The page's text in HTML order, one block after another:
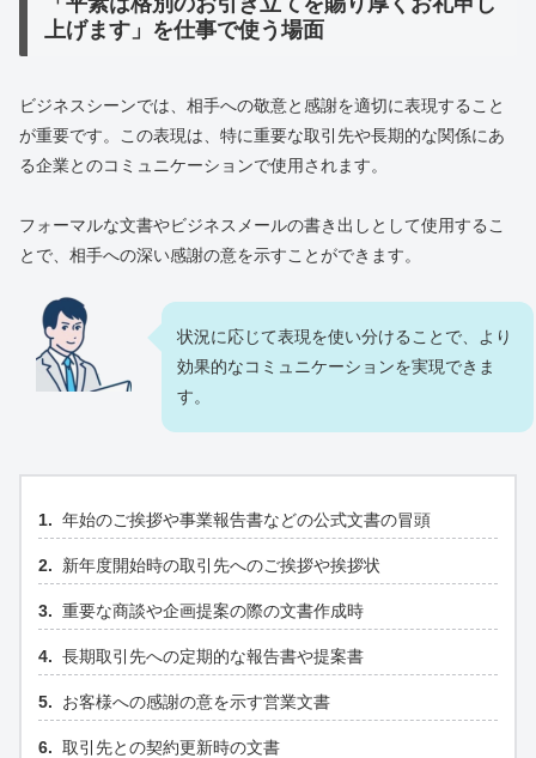
上げます」を仕事で使う場面
ビジネスシーンでは、相手への敬意と感謝を適切に表現すること
が重要です。この表現は、特に重要な取引先や長期的な関係にあ
る企業とのコミュニケーションで使用されます。
フォーマルな文書やビジネスメールの書き出しとして使用するこ
とで、相手への深い感謝の意を示すことができます。
状況に応じて表現を使い分けることで、より
効果的なコミュニケーションを実現できま
す。
年始のご挨拶や事業報告書などの公式文書の冒頭
新年度開始時の取引先へのご挨拶や挨拶状
重要な商談や企画提案の際の文書作成時
長期取引先への定期的な報告書や提案書
お客様への感謝の意を示す営業文書
取引先との契約更新時の文書